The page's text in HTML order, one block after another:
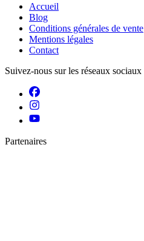
Accueil
Blog
Conditions générales de vente
Mentions légales
Contact
Suivez-nous sur les réseaux sociaux
Partenaires